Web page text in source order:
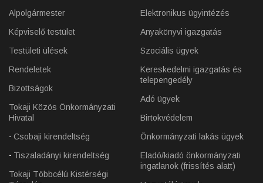
Alpolgármester
Képviselő testület
Testületi ülések
Rendeletek
Bizottságok
Tokaji Közös Önkormányzati
Hivatal
Csobaji kirendeltség
Tiszaladányi kirendeltség
Tokaji Többcélú Kistérségi
Elektronikus ügyintézés
Anyakönyvi igazgatás
Szociális ügyek
Kereskedelmi igazgatás és
telepengedély
Adó ügyek
Birtokvédelem
Önkormányzati lakás ügyek
Eladó/kiadó önkormányzati
ingatlanok (frissítés alatt)